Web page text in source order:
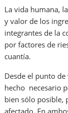
La vida humana,
y valor de los
integrantes de la
por factores de
cuantía.
Desde el punto
hecho necesario
bien sólo posible,